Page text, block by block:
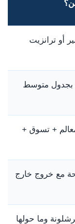
أو ترانزيت
بجدول متوسط
+ تسوق +
مع خروج خارج
وما حولها